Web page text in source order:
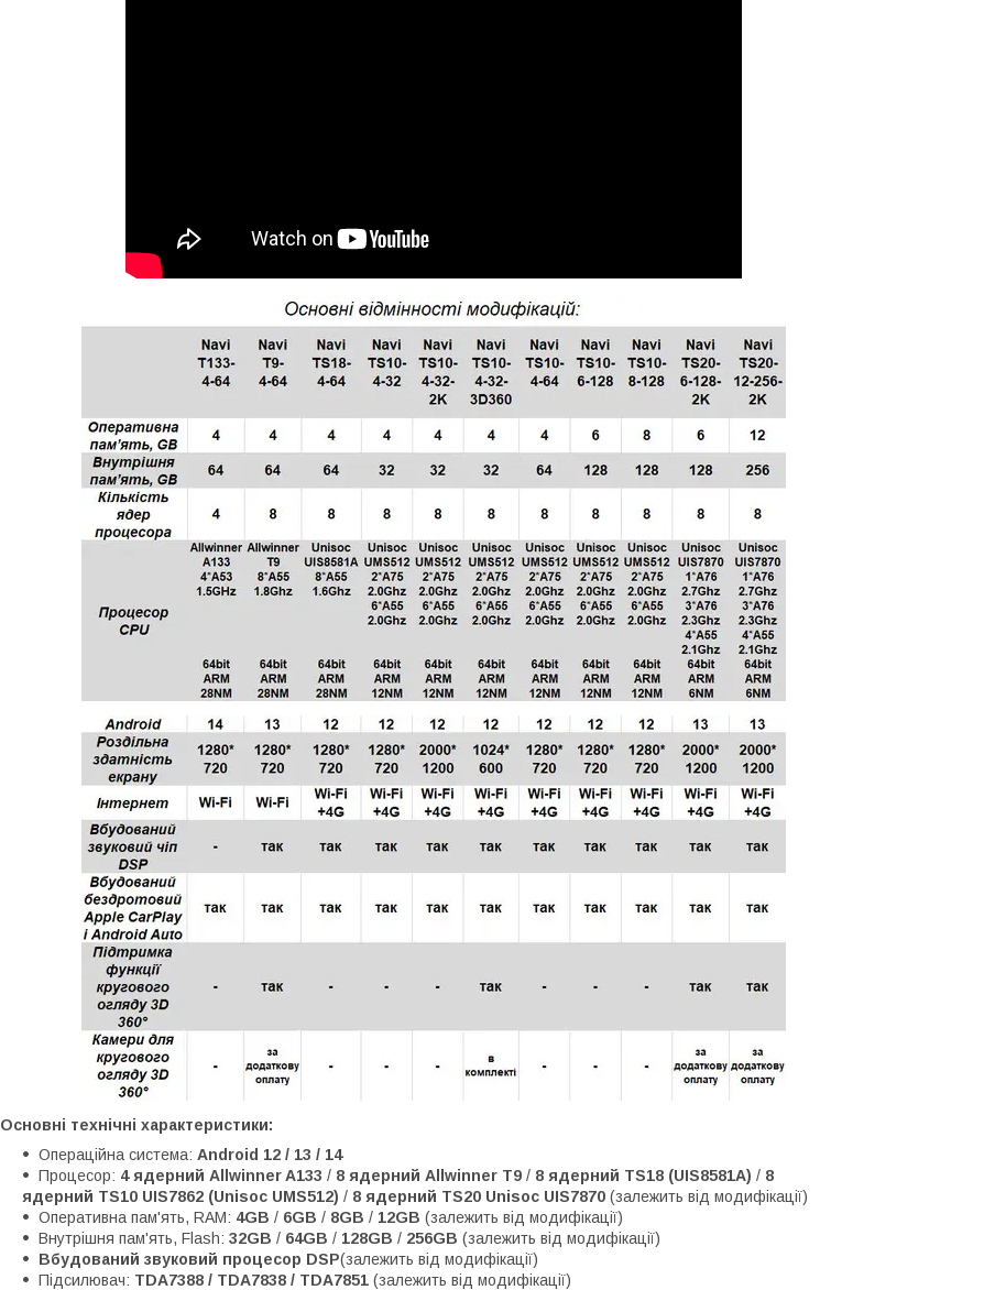
Основні технічні характеристики:
Операційна система: Android 12 / 13 / 14
Процесор: 4 ядерний Allwinner A133 / 8 ядерний Allwinner T9 / 8 ядерний TS18 (UIS8581A) / 8
ядерний TS10 UIS7862 (Unisoc UMS512) / 8 ядерний TS20 Unisoc UIS7870 (залежить від модифікації)
Оперативна пам'ять, RAM: 4GB / 6GB / 8GB / 12GB (залежить від модифікації)
Внутрішня пам'ять, Flash: 32GB / 64GB / 128GB / 256GB (залежить від модифікації)
Вбудований звуковий процесор DSP(залежить від модифікації)
Підсилювач: TDA7388 / TDA7838 / TDA7851 (залежить від модифікації)